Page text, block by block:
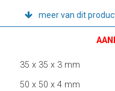
meer van dit
35 x 35 x 3 mm
50 x 50 x 4 mm